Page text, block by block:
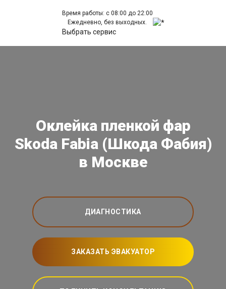
Время работы: с 08:00 до 22:00
Ежедневно, без выходных.
Выбрать сервис
Оклейка пленкой фар
Skoda Fabia (Шкода Фабия)
в Москве
ДИАГНОСТИКА
ЗАКАЗАТЬ ЭВАКУАТОР